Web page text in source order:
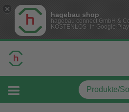
hagebau shop
hagebau connect GmbH &
KOSTENLOS- In Google Play